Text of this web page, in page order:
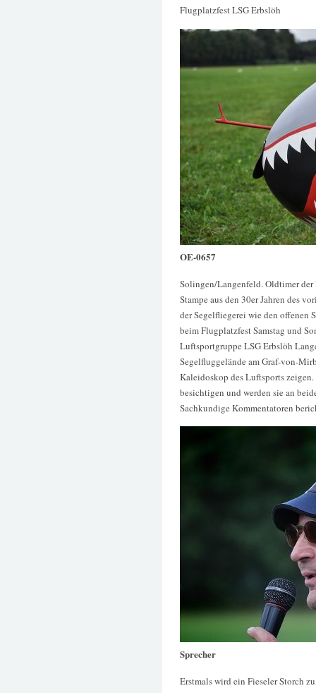
Flugplatzfest LSG Erbslöh
OE-0657
Solingen/Langenfeld. Oldtimer
Stampe aus den 30er Jahren des
der Segelfliegerei wie den offenen
beim Flugplatzfest Samstag und
Luftsportgruppe LSG Erbslöh
Segelfluggelände am Graf-von-
Kaleidoskop des Luftsports
besichtigen und werden sie an
Sachkundige Kommentatoren
Sprecher
Erstmals wird ein Fieseler Storch